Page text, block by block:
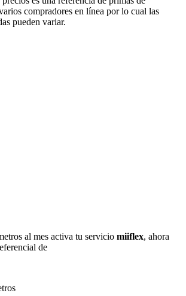
compradores en línea por lo cual las
pueden variar.
al mes activa tu servicio miiflex, ahora
de